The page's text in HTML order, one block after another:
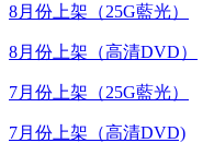
8月份上架（25G藍光）
8月份上架（高清DVD）
7月份上架（25G藍光）
7月份上架（高清DVD)